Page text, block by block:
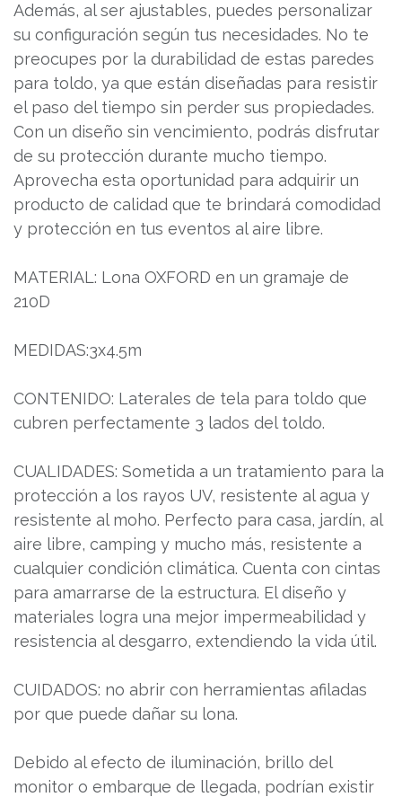
Además, al ser ajustables, puedes personalizar
su configuración según tus necesidades. No te
preocupes por la durabilidad de estas paredes
para toldo, ya que están diseñadas para resistir
el paso del tiempo sin perder sus propiedades.
Con un diseño sin vencimiento, podrás disfrutar
de su protección durante mucho tiempo.
Aprovecha esta oportunidad para adquirir un
producto de calidad que te brindará comodidad
y protección en tus eventos al aire libre.
MATERIAL: Lona OXFORD en un gramaje de
210D
MEDIDAS:3x4.5m
CONTENIDO: Laterales de tela para toldo que
cubren perfectamente 3 lados del toldo.
CUALIDADES: Sometida a un tratamiento para la
protección a los rayos UV, resistente al agua y
resistente al moho. Perfecto para casa, jardín, al
aire libre, camping y mucho más, resistente a
cualquier condición climática. Cuenta con cintas
para amarrarse de la estructura. El diseño y
materiales logra una mejor impermeabilidad y
resistencia al desgarro, extendiendo la vida útil.
CUIDADOS: no abrir con herramientas afiladas
por que puede dañar su lona.
Debido al efecto de iluminación, brillo del
monitor o embarque de llegada, podrían existir